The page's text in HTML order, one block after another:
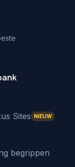
Sites NIEUW
begrippen